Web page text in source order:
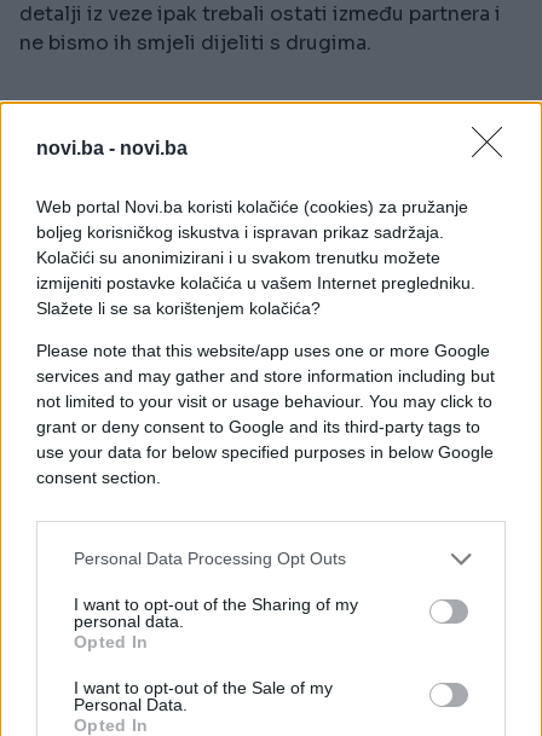
novi.ba - novi.ba
Web portal Novi.ba koristi kolačiće (cookies) za pružanje
boljeg korisničkog iskustva i ispravan prikaz sadržaja.
Kolačići su anonimizirani i u svakom trenutku možete
izmijeniti postavke kolačića u vašem Internet pregledniku.
Slažete li se sa korištenjem kolačića?
Please note that this website/app uses one or more Google
services and may gather and store information including but
not limited to your visit or usage behaviour. You may click to
grant or deny consent to Google and its third-party tags to
use your data for below specified purposes in below Google
consent section.
Personal Data Processing Opt Outs
I want to opt-out of the Sharing of my
personal data.
Opted In
I want to opt-out of the Sale of my
Personal Data.
Opted In
detalji iz veze ipak trebali ostati između partnera i
ne bismo ih smjeli dijeliti s drugima.
#savjeti #parovi #tajne
#informacije